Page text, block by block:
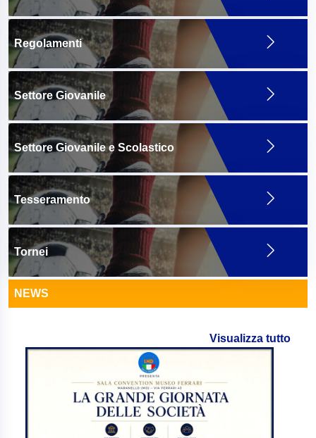
Regolamenti
Settore Giovanile
Settore Giovanile e Scolastico
Tesseramento
Tornei
NEWS
Visualizza tutto